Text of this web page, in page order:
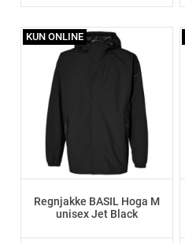
Regnjakke BASIL Hoga M
unisex Jet Black
KUN ONLINE